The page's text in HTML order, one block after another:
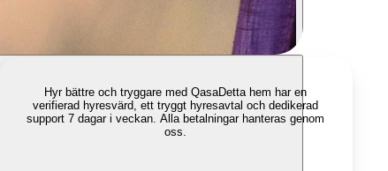
Hyr bättre och tryggare med QasaDetta hem har en
verifierad hyresvärd, ett tryggt hyresavtal och dedikerad
support 7 dagar i veckan. Alla betalningar hanteras genom
oss.